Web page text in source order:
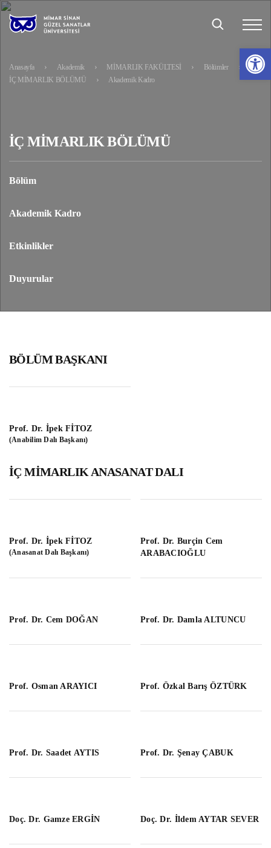
Anasayfa Akademik MİMARLIK FAKÜLTESİ
Bölümler
İÇ MİMARLIK BÖLÜMÜ
Akademik Kadro
İÇ MİMARLIK BÖLÜMÜ
Bölüm
Akademik Kadro
Etkinlikler
Duyurular
BÖLÜM BAŞKANI
Prof. Dr. İpek FİTOZ
(Anabilim Dalı Başkanı)
İÇ MİMARLIK ANASANAT DALI
Prof. Dr. İpek FİTOZ
(Anasanat Dalı Başkanı)
Prof. Dr. Burçin Cem
ARABACIOĞLU
Prof. Dr. Cem DOĞAN Prof. Dr. Damla ALTUNCU
Prof. Osman ARAYICI Prof. Özkal Barış ÖZTÜRK
Prof. Dr. Saadet AYTIS Prof. Dr. Şenay ÇABUK
Doç. Dr. Gamze ERGİN Doç. Dr. İldem AYTAR SEVER